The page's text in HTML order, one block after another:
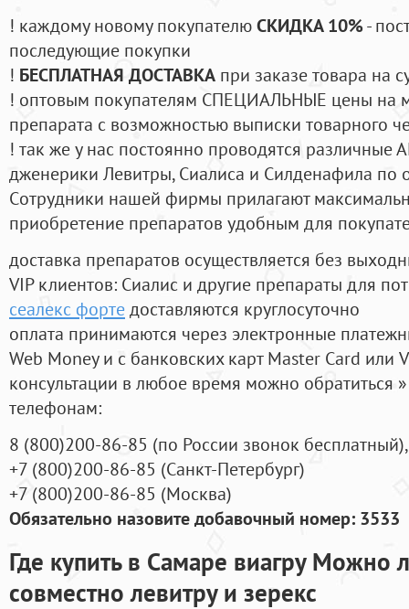
! каждому новому покупателюСКИДКА 10%-
последующие покупки
! БЕСПЛАТНАЯ ДОСТАВКА при заказе товара на
! оптовым покупателям СПЕЦИАЛЬНЫЕ цены на
препарата с возможностью выписки товарного
! так же у нас постоянно проводятся
дженерики Левитры, Сиалиса и Силденафила по
Cотрудники нашей фирмы прилагают
приобретение препаратов удобным для
доставка препаратов осуществляется без
VIP клиентов: Сиалис и другие препараты для
сеалекс фортедоставляются круглосуточно
оплата принимаются через электронные
Web Money и с банковских карт Master Card или
консультации в любое время можно обратиться
телефонам:
8 (800)200-86-85 (по России звонок бесплатный),
+7 (800)200-86-85 (Санкт-Петербург)
+7 (800)200-86-85 (Москва)
Обязательно назовите добавочный номер: 3533
Где купить в Самаре виагру Можно
совместно левитру и зерекс